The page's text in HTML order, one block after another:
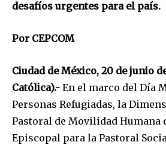
desafíos urgentes para el país.
Por CEPCOM
Ciudad de México, 20 de junio
Católica).- En el marco del Día
Personas Refugiadas, la
Pastoral de Movilidad Humana
Episcopal para la Pastoral